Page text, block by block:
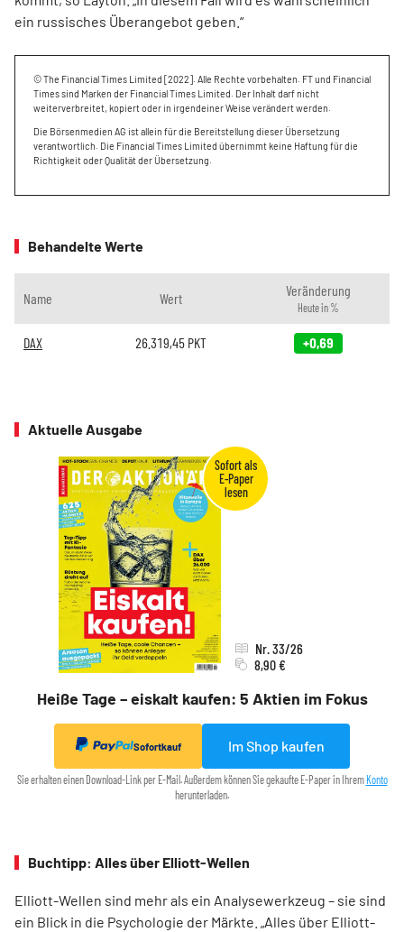
ein russisches Überangebot geben.“
© The Financial Times Limited [2022]. Alle Rechte vorbehalten. FT und Financial
Times sind Marken der Financial Times Limited. Der Inhalt darf nicht
weiterverbreitet, kopiert oder in irgendeiner Weise verändert werden.
Die Börsenmedien AG ist allein für die Bereitstellung dieser Übersetzung
verantwortlich. Die Financial Times Limited übernimmt keine Haftung für die
Richtigkeit oder Qualität der Übersetzung.
Behandelte Werte
Name Wert Veränderung
Heute in %
DAX 26.319,45 PKT +0,69
Aktuelle Ausgabe
Heiße Tage – eiskalt kaufen: 5 Aktien im Fokus
Nr. 33/26
8,90 €
Sofortkauf Im Shop kaufen
Sie erhalten einen Download-Link per E-Mail. Außerdem können Sie gekaufte E-Paper in Ihrem Konto
herunterladen.
Buchtipp: Alles über Elliott-Wellen
Elliott-Wellen sind mehr als ein Analysewerkzeug – sie sind
ein Blick in die Psychologie der Märkte. „Alles über Elliott-